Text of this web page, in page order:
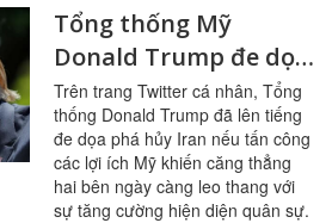
Tổng thống Mỹ
Donald Trump đe dọa
hủy diệt Iran
Trên trang Twitter cá nhân, Tổng
thống Donald Trump đã lên tiếng
đe dọa phá hủy Iran nếu tấn công
các lợi ích Mỹ khiến căng thẳng
hai bên ngày càng leo thang với
sự tăng cường hiện diện quân sự.